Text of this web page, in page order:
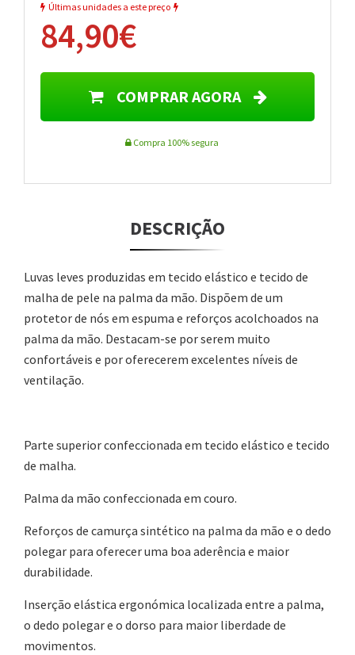
Últimas unidades a este preço
84,90€
COMPRAR AGORA
Compra 100% segura
DESCRIÇÃO
Luvas leves produzidas em tecido elástico e tecido de
malha de pele na palma da mão. Dispõem de um
protetor de nós em espuma e reforços acolchoados na
palma da mão. Destacam-se por serem muito
confortáveis e por oferecerem excelentes níveis de
ventilação.
Parte superior confeccionada em tecido elástico e tecido
de malha.
Palma da mão confeccionada em couro.
Reforços de camurça sintético na palma da mão e o dedo
polegar para oferecer uma boa aderência e maior
durabilidade.
Inserção elástica ergonómica localizada entre a palma,
o dedo polegar e o dorso para maior liberdade de
movimentos.